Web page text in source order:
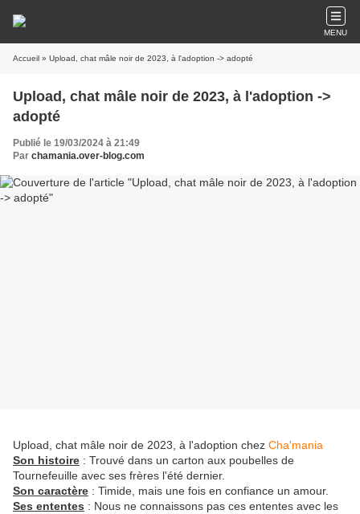
MENU
Accueil » Upload, chat mâle noir de 2023, à l'adoption -> adopté
Upload, chat mâle noir de 2023, à l'adoption ->
adopté
Publié le 19/03/2024 à 21:49
Par chamania.over-blog.com
Upload, chat mâle noir de 2023, à l'adoption chez Cha'mania
Son histoire : Trouvé dans un carton aux poubelles de
Tournefeuille avec ses frères l'été dernier.
Son caractère : Timide, mais une fois en confiance un amour.
Ses ententes : Nous ne connaissons pas ces ententes avec les